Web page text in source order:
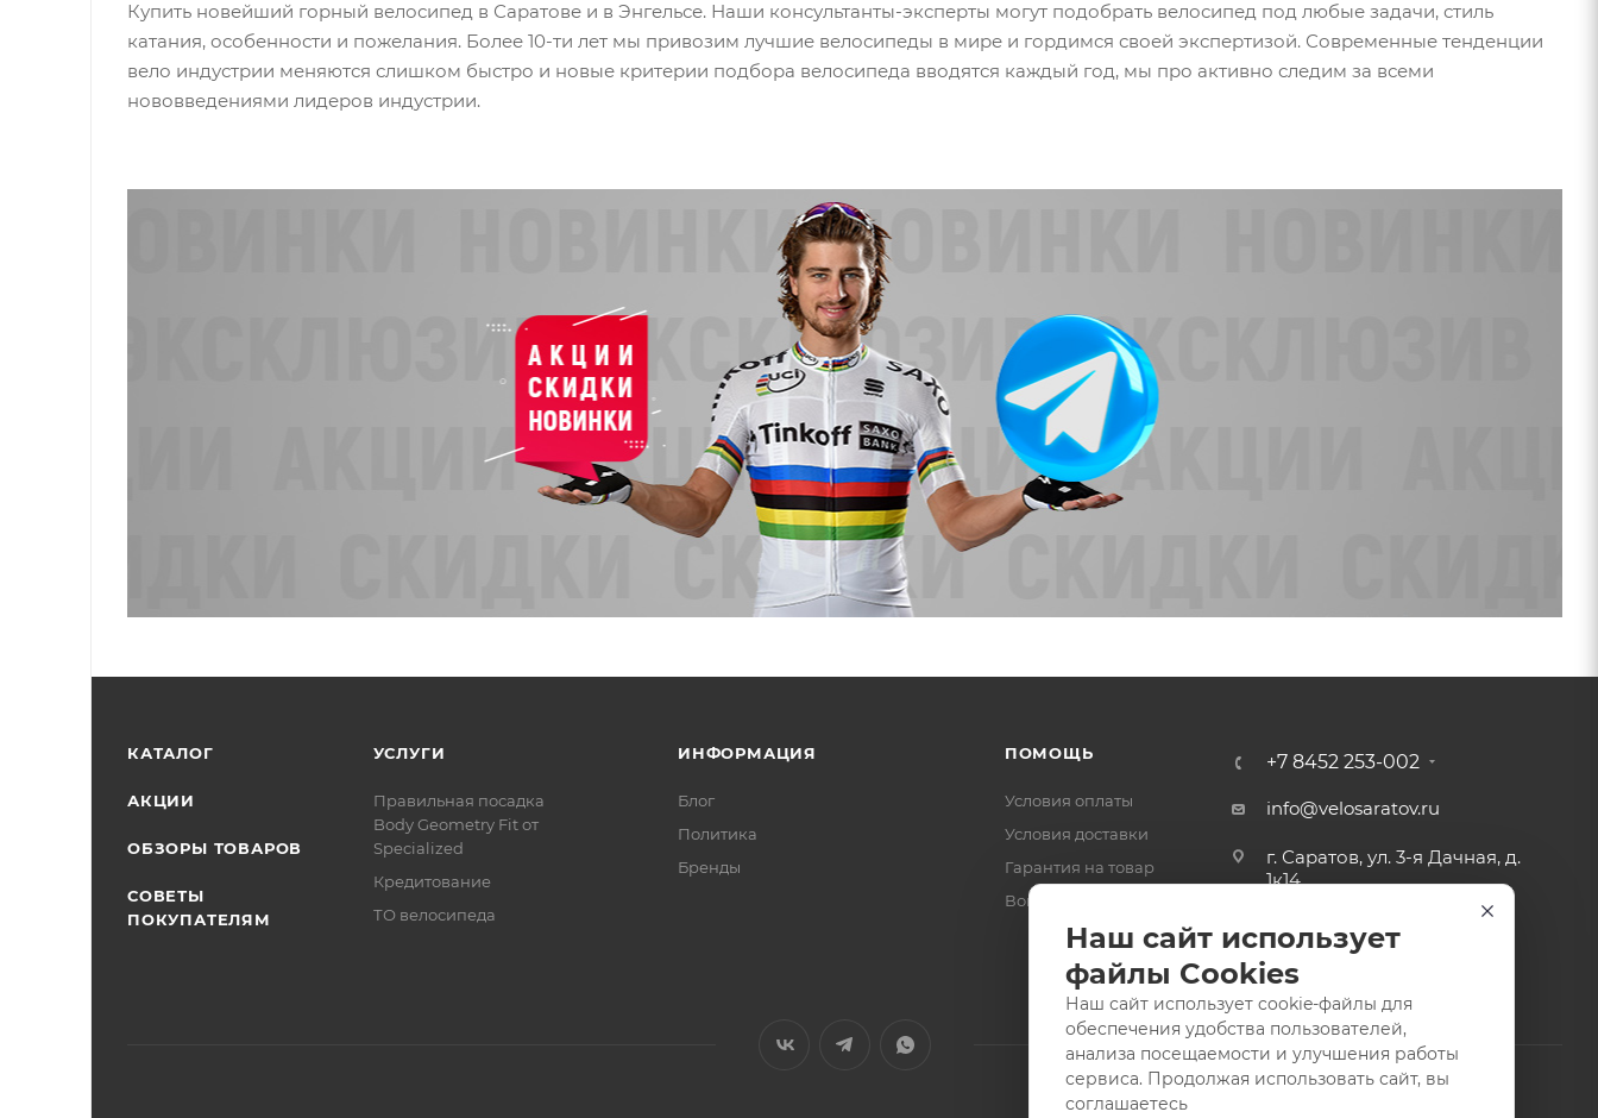
Купить новейший горный велосипед в Саратове и в Энгельсе. Наши консультанты-эксперты могут подобрать велосипед под любые задачи, стиль
катания, особенности и пожелания. Более 10-ти лет мы привозим лучшие велосипеды в мире и гордимся своей экспертизой. Современные тенденции
вело индустрии меняются слишком быстро и новые критерии подбора велосипеда вводятся каждый год, мы про активно следим за всеми
нововведениями лидеров индустрии.
КАТАЛОГ
АКЦИИ
ОБЗОРЫ ТОВАРОВ
СОВЕТЫ
ПОКУПАТЕЛЯМ
УСЛУГИ
Правильная посадка
Body Geometry Fit от
Specialized
Кредитование
ТО велосипеда
ИНФОРМАЦИЯ
Блог
Политика
Бренды
ПОМОЩЬ
Условия оплаты
Условия доставки
Гарантия на товар
Вопрос-ответ
+7 8452 253-002
info@velosaratov.ru
г. Саратов, ул. 3-я Дачная, д.
1к14
Наш сайт использует
файлы Cookies
Наш сайт использует cookie-файлы для
обеспечения удобства пользователей,
анализа посещаемости и улучшения работы
сервиса. Продолжая использовать сайт, вы
соглашаетесь